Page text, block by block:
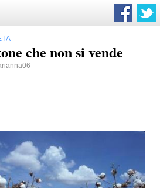
che non si vende